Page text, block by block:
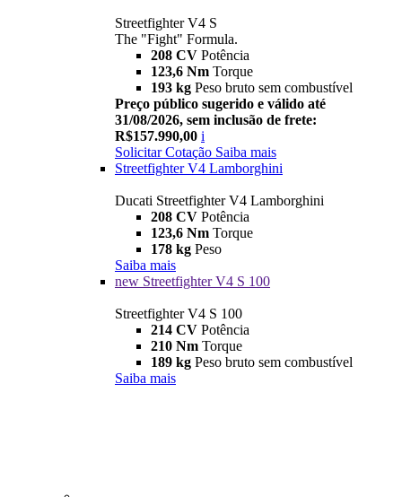
Streetfighter V4 S
The "Fight" Formula.
208 CV Potência
123,6 Nm Torque
193 kg Peso bruto sem combustível
Preço público sugerido e válido até
31/08/2026, sem inclusão de frete:
R$157.990,00 i
Solicitar Cotação Saiba mais
Streetfighter V4 Lamborghini
Ducati Streetfighter V4 Lamborghini
208 CV Potência
123,6 Nm Torque
178 kg Peso
Saiba mais
new Streetfighter V4 S 100
Streetfighter V4 S 100
214 CV Potência
210 Nm Torque
189 kg Peso bruto sem combustível
Saiba mais